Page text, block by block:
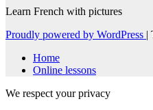
Learn French with pictures
Proudly powered by WordPress
Home
Online lessons
We respect your privacy